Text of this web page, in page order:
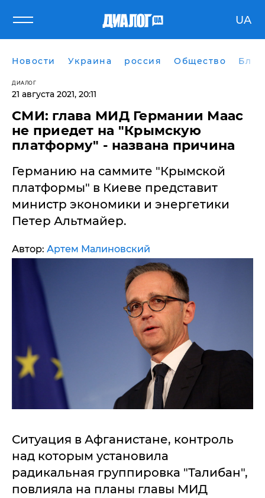
UA
Новости Украина россия Общество
ДИАЛОГ
21 августа 2021, 20:11
СМИ: глава МИД Германии Маас
не приедет на "Крымскую
платформу" - названа причина
Германию на саммите "Крымской
платформы" в Киеве представит
министр экономики и энергетики
Петер Альтмайер.
Автор: Артем Малиновский
Ситуация в Афганистане, контроль
над которым установила
радикальная группировка "Талибан",
повлияла на планы главы МИД